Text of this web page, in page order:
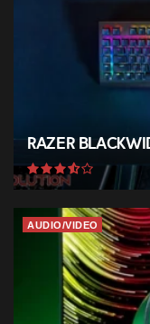
Razer
AUDIO/VIDEO